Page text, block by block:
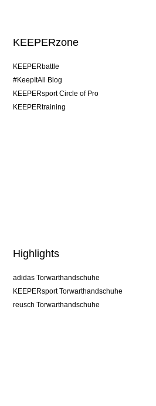
KEEPERzone
KEEPERbattle
#KeepItAll Blog
KEEPERsport Circle of Pro
KEEPERtraining
Highlights
adidas Torwarthandschuhe
KEEPERsport Torwarthandschuhe
reusch Torwarthandschuhe